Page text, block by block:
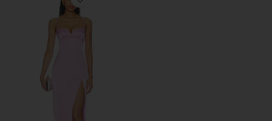
Favorite VESTIDO MIDI LYRA